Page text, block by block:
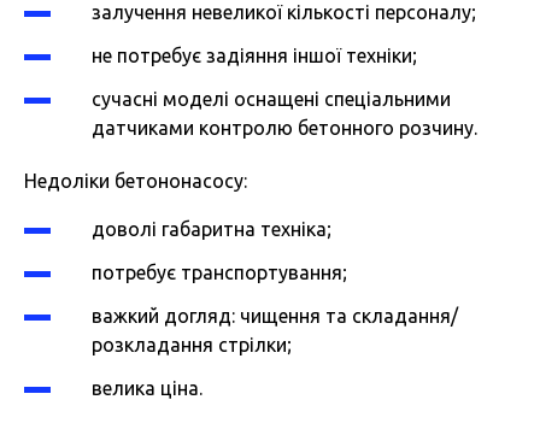
залучення невеликої кількості персоналу;
не потребує задіяння іншої техніки;
сучасні моделі оснащені спеціальними
датчиками контролю бетонного розчину.
Недоліки бетононасосу:
доволі габаритна техніка;
потребує транспортування;
важкий догляд: чищення та складання/
розкладання стрілки;
велика ціна.